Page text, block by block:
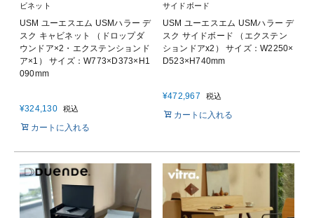
ビネット
USM ユーエスエム USMハラー デ
スク キャビネット （ドロップダ
ウンドア×2・エクステンションド
ア×1） サイズ：W773×D373×H1
090mm
¥324,130 税込
カートに入れる
サイドボード
USM ユーエスエム USMハラー デ
スク サイドボード （エクステン
ションドアx2） サイズ：W2250×
D523×H740mm
¥472,967 税込
カートに入れる